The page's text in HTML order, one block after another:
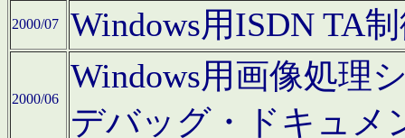
2000/07 Windows用ISDN TA
2000/06
Windows用画像処理
デバッグ・ドキュメ